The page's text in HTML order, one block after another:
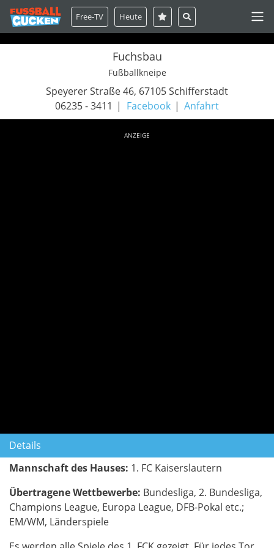
Free-TV Heute
Fuchsbau
Fußballkneipe
Speyerer Straße 46, 67105 Schifferstadt
06235 - 3411
Facebook Anfahrt
ANZEIGE
Details
Mannschaft des Hauses: 1. FC Kaiserslautern
Übertragene Wettbewerbe: Bundesliga, 2. Bundesliga,
Champions League, Europa League, DFB-Pokal etc.;
EM/WM, Länderspiele